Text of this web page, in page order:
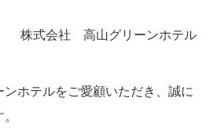
株式会社 高山グリーンホテル
ホテルをご愛顧いただき、誠に